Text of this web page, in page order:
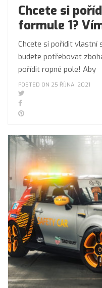
Chcete si
formule 1?
Chcete si pořídit vlastní
budete potřebovat
pořídit ropné pole! Aby
POSTED ON 25 ŘÍJNA, 2021